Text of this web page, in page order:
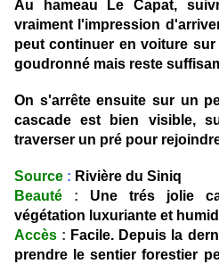
Au hameau Le Capat,
vraiment l'impression
peut continuer en voiture
goudronné mais reste
On s'arrête ensuite sur un
cascade est bien visible,
traverser un pré pour
Source : Rivière du Siniq
Beauté : Une trés jolie
végétation luxuriante et
Accès : Facile. Depuis la
prendre le sentier forestier